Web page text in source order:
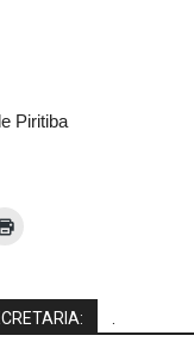
Piritiba